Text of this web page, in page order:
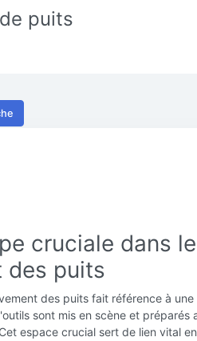
puits
cruciale dans le
des puits
des puits fait référence à une
sont mis en scène et préparés
espace crucial sert de lien vital